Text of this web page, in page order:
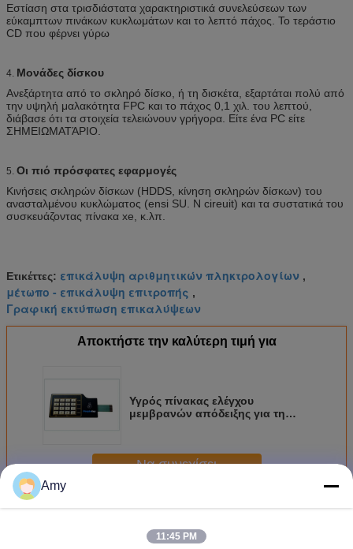
Εστίαση στα τρισδιάστατα χαρακτηριστικά συνελεύσεων των
εύκαμπτων πινάκων κυκλωμάτων και το λεπτό πάχος. Το τεράστιο
CD που φέρνει γύρω
4. Μονάδες δίσκου
Ανεξάρτητα από το σκληρό δίσκο, ή τη δισκέτα, εξαρτάται πολύ από
την υψηλή μαλακότητα FPC και το πάχος 0,1 χιλ. του λεπτού,
διάβασε ότι τα στοιχεία τελειώνουν γρήγορα. Είτε ένα PC είτε
ΣΗΜΕΙΩΜΑΤΆΡΙΟ.
5. Οι πιό πρόσφατες εφαρμογές
Κινήσεις σκληρών δίσκων (HDDS, κίνηση σκληρών δίσκων) του
ανασταλμένου κυκλώματος (ensi SU. Ν cireuit) και τα συστατικά του
συσκευάζοντας πίνακα xe, κ.λπ.
Ετικέττες: επικάλυψη αριθμητικών πληκτρολογίων ,
μέτωπο - επικάλυψη επιτροπής ,
Γραφική εκτύπωση επικαλύψεων
Αποκτήστε την καλύτερη τιμή για
Υγρός πίνακας ελέγχου
μεμβρανών απόδειξης για τη
Να συνεχίσει
Περισσότεροιμεμβράνη επικάλυψης διακόπτη
Amy
11:45 PM